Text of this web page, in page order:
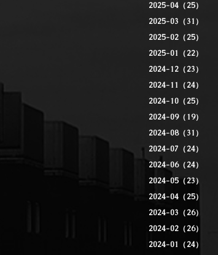
2025-04（25）
2025-03（31）
2025-02（25）
2025-01（22）
2024-12（23）
2024-11（24）
2024-10（25）
2024-09（19）
2024-08（31）
2024-07（24）
2024-06（24）
2024-05（23）
2024-04（25）
2024-03（26）
2024-02（26）
2024-01（24）